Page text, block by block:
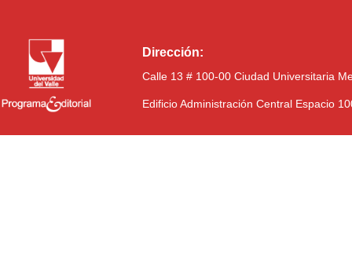
Dirección:
Calle 13 # 100-00 Ciudad Universitaria
Edificio Administración Central Espacio